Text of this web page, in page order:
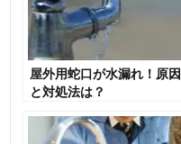
屋外用蛇口が水漏れ！原因
と対処法は？